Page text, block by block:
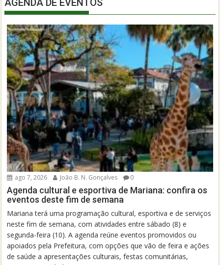
ago 7, 2026 João B. N. Gonçalves 0
Agenda cultural e esportiva de Mariana: confira os
eventos deste fim de semana
Mariana terá uma programação cultural, esportiva e de serviços
neste fim de semana, com atividades entre sábado (8) e
segunda-feira (10). A agenda reúne eventos promovidos ou
apoiados pela Prefeitura, com opções que vão de feira e ações
de saúde a apresentações culturais, festas comunitárias,